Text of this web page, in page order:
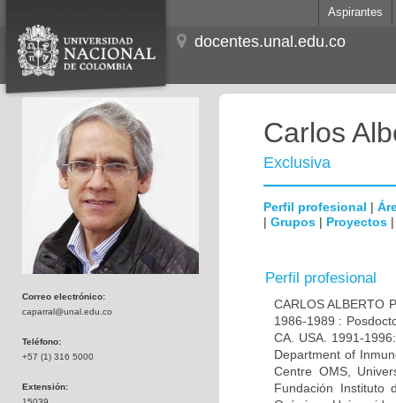
Aspirantes
docentes.unal.edu.co
Correo electrónico:
caparral@unal.edu.co
Teléfono:
+57 (1) 316 5000
Extensión:
Carlos
Exclusiva
Perfil profesional |
| Grupos | Proyectos
Perfil profesional
CARLOS ALBERTO
1986-1989 :
CA. USA. 1991-
Department of
Centre OMS,
Fundación Instituto